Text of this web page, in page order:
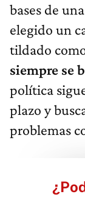
bases de
elegido un
tildado
siempre se
política
plazo y
problemas